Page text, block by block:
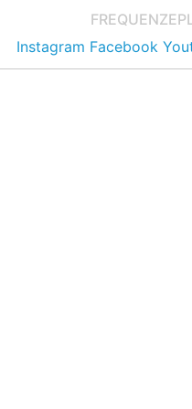
FREQUENZE
Instagram Facebook